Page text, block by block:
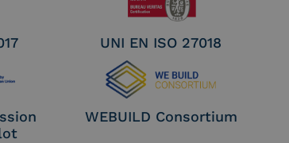
UNI EN ISO 27018
WEBUILD Consortium